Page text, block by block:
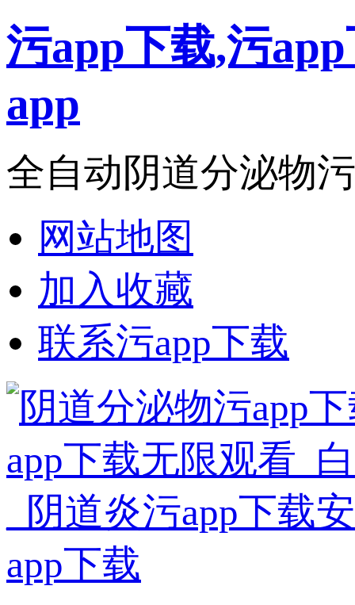
污app下载,污
app
全自动阴道分泌物污
网站地图
加入收藏
联系污app下载